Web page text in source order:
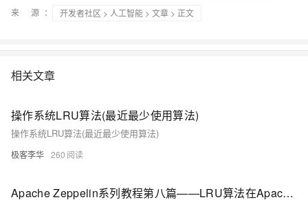
来 源：
开发者社区 > 人工智能 > 文章 > 正文
相关文章
操作系统LRU算法(最近最少使用算法)
操作系统LRU算法(最近最少使用算法)
极客李华 260
Apache Zeppelin系列教程第八篇——LRU算法在Apache Zeppelin中的应用